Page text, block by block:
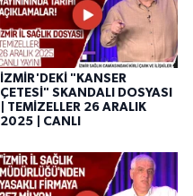
İZMİR'DEKİ "KANSER
ÇETESİ" SKANDALI DOSYASI
| TEMİZELLER 26 ARALIK
2025 | CANLI